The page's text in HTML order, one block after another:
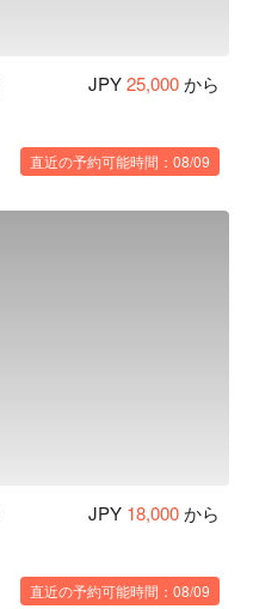
JPY25,000から
直近の予約可能時間：08/09
JPY 18,000から
直近の予約可能時間：08/09